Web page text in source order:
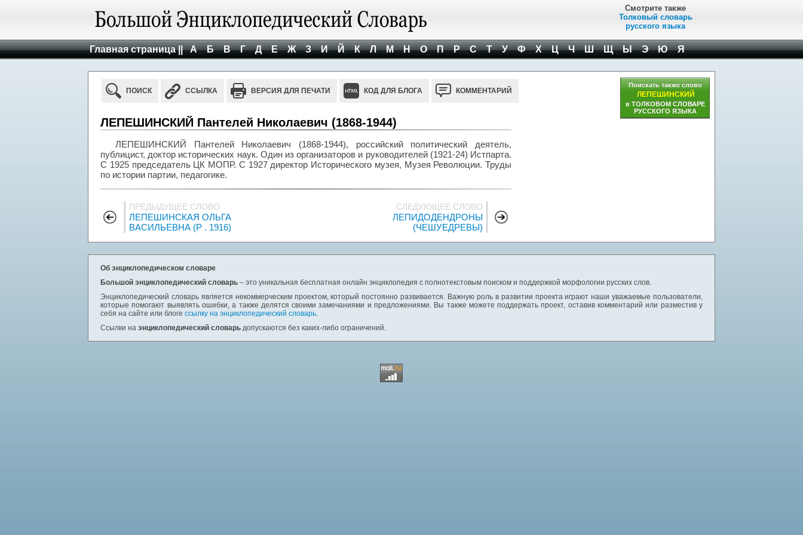
Смотрите также
Толковый словарь
русского языка
Главная страница || А Б В Г Д Е Ж З И Й К Л М Н О П Р С Т У Ф Х Ц Ч Ш Щ Ы Э Ю Я
ПОИСК ССЫЛКА ВЕРСИЯ ДЛЯ ПЕЧАТИ КОД ДЛЯ БЛОГА КОММЕНТАРИЙ
ЛЕПЕШИНСКИЙ Пантелей Николаевич (1868-1944)
ЛЕПЕШИНСКИЙ Пантелей Николаевич (1868-1944), российский политический деятель,
публицист, доктор исторических наук. Один из организаторов и руководителей (1921-24) Истпарта.
С 1925 председатель ЦК МОПР. С 1927 директор Исторического музея, Музея Революции. Труды
по истории партии, педагогике.
ПРЕДЫДУЩЕЕ СЛОВО
ЛЕПЕШИНСКАЯ ОЛЬГА
ВАСИЛЬЕВНА (Р . 1916)
СЛЕДУЮЩЕЕ СЛОВО
ЛЕПИДОДЕНДРОНЫ
(ЧЕШУЕДРЕВЫ)
Поискать также слово
ЛЕПЕШИНСКИЙ
в ТОЛКОВОМ СЛОВАРЕ
РУССКОГО ЯЗЫКА
Об энциклопедическом словаре
Большой энциклопедический словарь – это уникальная бесплатная онлайн энциклопедия с полнотекстовым поиском и поддержкой морфологии русских слов.
Энциклопедический словарь является некоммерческим проектом, который постоянно развивается. Важную роль в развитии проекта играют наши уважаемые пользователи,
которые помогают выявлять ошибки, а также делятся своими замечаниями и предложениями. Вы также можете поддержать проект, оставив комментарий или разместив у
себя на сайте или блоге ссылку на энциклопедический словарь.
Ссылки на энциклопедический словарь допускаются без каких-либо ограничений.